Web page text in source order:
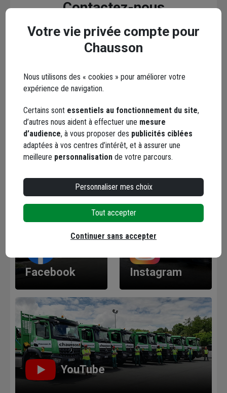
Contactez-nous
Votre email* :
Votre message* :
Envoyer
Les réseaux sociaux
Facebook Instagram
YouTube
Votre vie privée compte pour
Chausson
Nous utilisons des « cookies » pour améliorer votre
expérience de navigation.
Certains sont essentiels au fonctionnement du site,
d’autres nous aident à effectuer une mesure
d’audience, à vous proposer des publicités ciblées
adaptées à vos centres d’intérêt, et à assurer une
meilleure personnalisation de votre parcours.
Personnaliser mes choix
Tout accepter
Continuer sans accepter